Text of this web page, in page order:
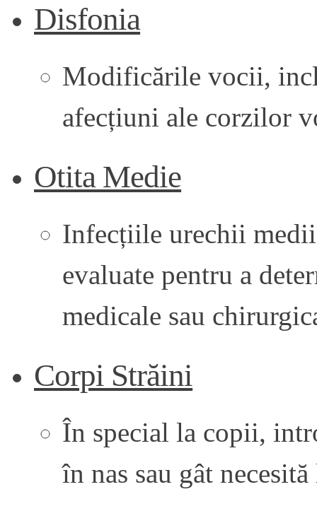
Disfonia
Modificările vocii,
afecțiuni ale corzilor
Otita Medie
Infecțiile urechii
evaluate pentru a
medicale sau
Corpi Străini
În special la copii,
în nas sau gât